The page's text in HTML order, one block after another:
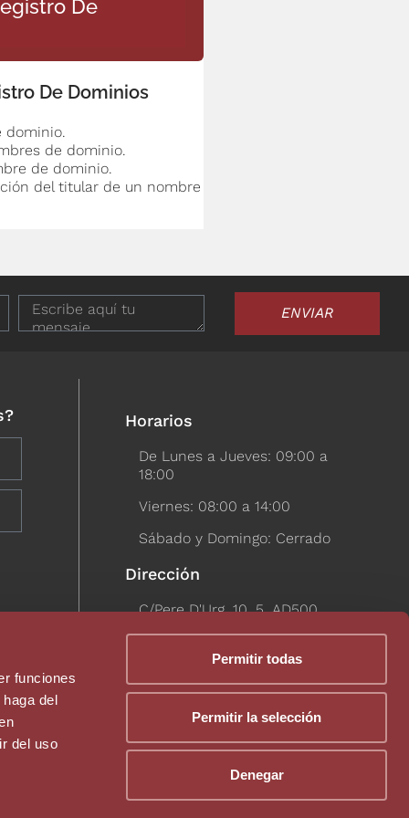
funciones
del
del uso
Permitir todas
Permitir la selección
Denegar
De
De Dominios
dominio.
de dominio.
de dominio.
del titular de un nombre
ENVIAR
Horarios
De Lunes a Jueves: 09:00 a
18:00
Viernes: 08:00 a 14:00
Sábado y Domingo: Cerrado
Dirección
C/Pere D'Urg, 10, 5, AD500,
KYC Persona Física